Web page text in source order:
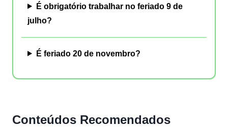
É obrigatório trabalhar no feriado 9 de
julho?
É feriado 20 de novembro?
Conteúdos Recomendados